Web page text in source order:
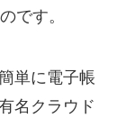
のです。
単に電子帳
名クラウド